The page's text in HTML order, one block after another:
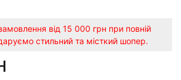
від 15 000 грн при повній
стильний та місткий шопер.